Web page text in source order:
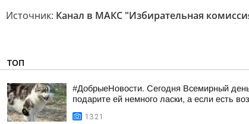
Источник: Канал в МАКС "Избирательная
ТОП
#ДобрыеНовости. Сегодня Всемирный
подарите ей немного ласки, а если есть
13:21